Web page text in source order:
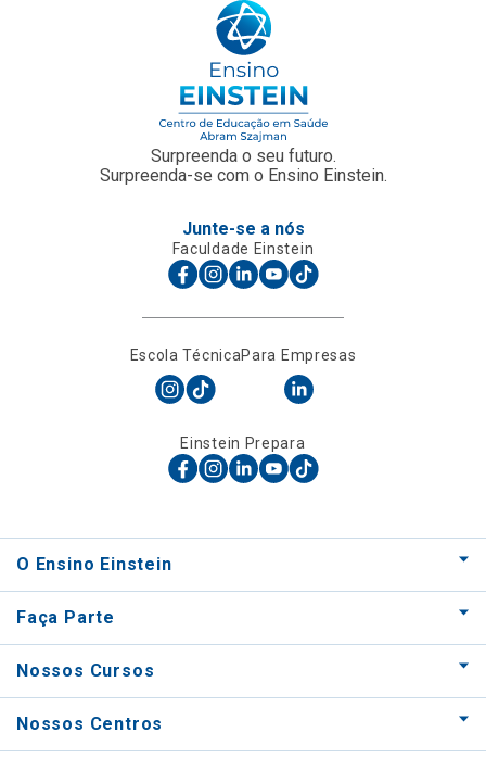
Surpreenda o seu futuro.
Surpreenda-se com o Ensino Einstein.
Junte-se a nós
Faculdade Einstein
Escola TécnicaPara Empresas
Einstein Prepara
O Ensino Einstein
Faça Parte
Nossos Cursos
Nossos Centros